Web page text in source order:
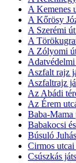
A Kemenes
A Kőrösy
A Szerémi
A
A Zólyomi
Aszfalt rajz
Aszfaltrajz
Az Abádi
Az Érem
Baba-Mama
Babakocsi
Búsuló
Cirmos
Csúszkás